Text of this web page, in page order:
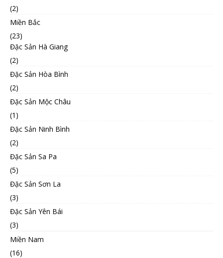
(2)
Miền Bắc
(23)
Đặc Sản Hà Giang
(2)
Đặc Sản Hòa Bình
(2)
Đặc Sản Mộc Châu
(1)
Đặc Sản Ninh Bình
(2)
Đặc Sản Sa Pa
(5)
Đặc Sản Sơn La
(3)
Đặc Sản Yên Bái
(3)
Miền Nam
(16)